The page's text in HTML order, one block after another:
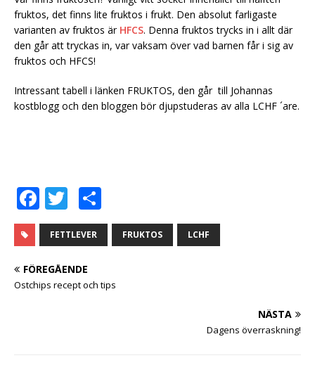
fruktos, det finns lite fruktos i frukt. Den absolut farligaste
varianten av fruktos är HFCS. Denna fruktos trycks in i allt där
den går att tryckas in, var vaksam över vad barnen får i sig av
fruktos och HFCS!
Intressant tabell i länken FRUKTOS, den går till Johannas
kostblogg och den bloggen bör djupstuderas av alla LCHF ´are.
F
a
c
e
b
T
w
it
te
r
el
a
FETTLEVER FRUKTOS LCHF
FÖREGÅENDE
Ostchips recept och tips
NÄSTA
Dagens överraskning!